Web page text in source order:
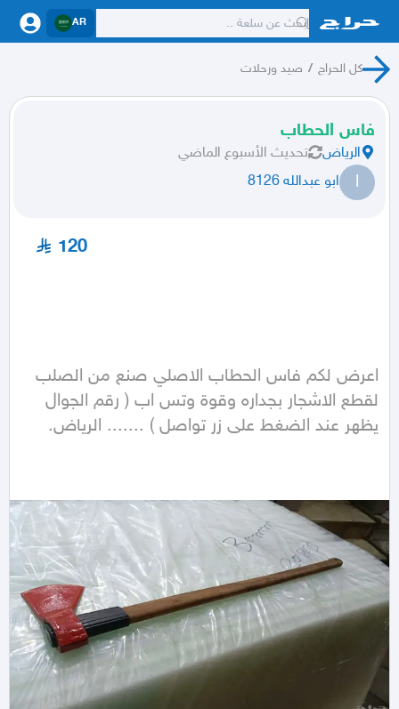
AR
كل الحراج / صيد ورحلات
فاس الحطاب
الرياض تحديث الأسبوع الماضي
ا ابو عبدالله 8126
120
يظهر عند الضغط على زر تواصل ) ....... الرياض.